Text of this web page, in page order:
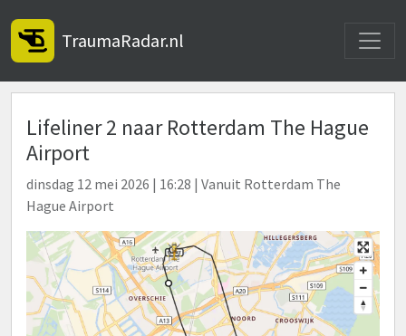
TraumaRadar.nl
Lifeliner 2 naar Rotterdam The Hague
Airport
dinsdag 12 mei 2026 | 16:28 | Vanuit Rotterdam The
Hague Airport